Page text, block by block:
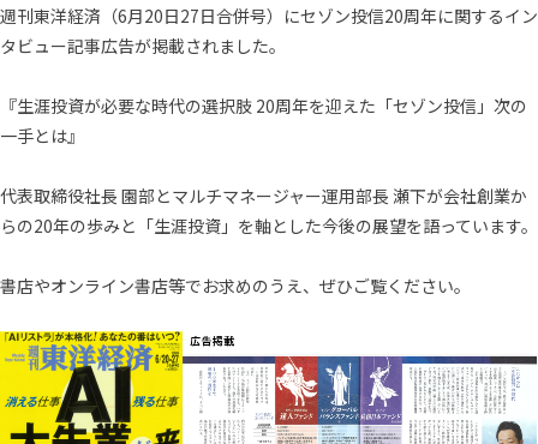
週刊東洋経済（6月20日27日合併号）にセゾン投信20周年に関するイン
タビュー記事広告が掲載されました。
『生涯投資が必要な時代の選択肢 20周年を迎えた「セゾン投信」次の
一手とは』
代表取締役社長 園部とマルチマネージャー運用部長 瀬下が会社創業か
らの20年の歩みと「生涯投資」を軸とした今後の展望を語っています。
書店やオンライン書店等でお求めのうえ、ぜひご覧ください。